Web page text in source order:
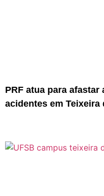
PRF atua para
acidentes em Teixeira